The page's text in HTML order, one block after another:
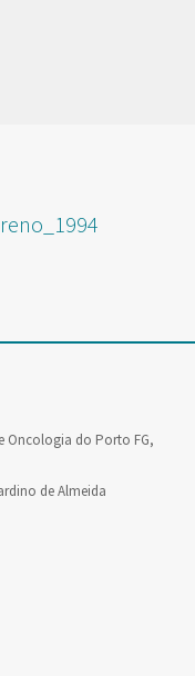
Oncologia do Porto FG,
de Almeida